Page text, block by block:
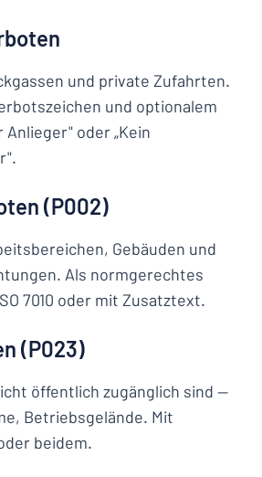
und private Zufahrten.
und optionalem
Anlieger" oder „Kein
(P002)
Gebäuden und
Als normgerechtes
7010 oder mit Zusatztext.
(P023)
öffentlich zugänglich sind —
Betriebsgelände. Mit
beidem.